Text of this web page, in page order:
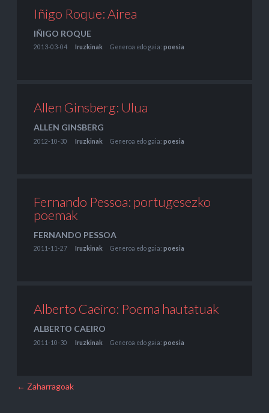
Iñigo Roque: Airea
IÑIGO ROQUE
2013-03-04 Iruzkinak Generoa edo gaia: poesia
Allen Ginsberg: Ulua
ALLEN GINSBERG
2012-10-30 Iruzkinak Generoa edo gaia: poesia
Fernando Pessoa: portugesezko
poemak
FERNANDO PESSOA
2011-11-27 Iruzkinak Generoa edo gaia: poesia
Alberto Caeiro: Poema hautatuak
ALBERTO CAEIRO
2011-10-30 Iruzkinak Generoa edo gaia: poesia
← Zaharragoak